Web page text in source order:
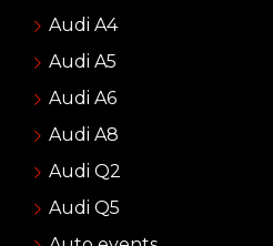
Audi A4
Audi A5
Audi A6
Audi A8
Audi Q2
Audi Q5